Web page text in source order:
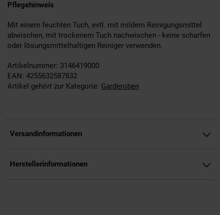
Pflegehinweis
Mit einem feuchten Tuch, evtl. mit mildem Reinigungsmittel
abwischen, mit trockenem Tuch nachwischen - keine scharfen
oder lösungsmittelhaltigen Reiniger verwenden.
Artikelnummer: 3146419000
EAN: 4255632587832
Artikel gehört zur Kategorie: Garderoben
Versandinformationen
Herstellerinformationen